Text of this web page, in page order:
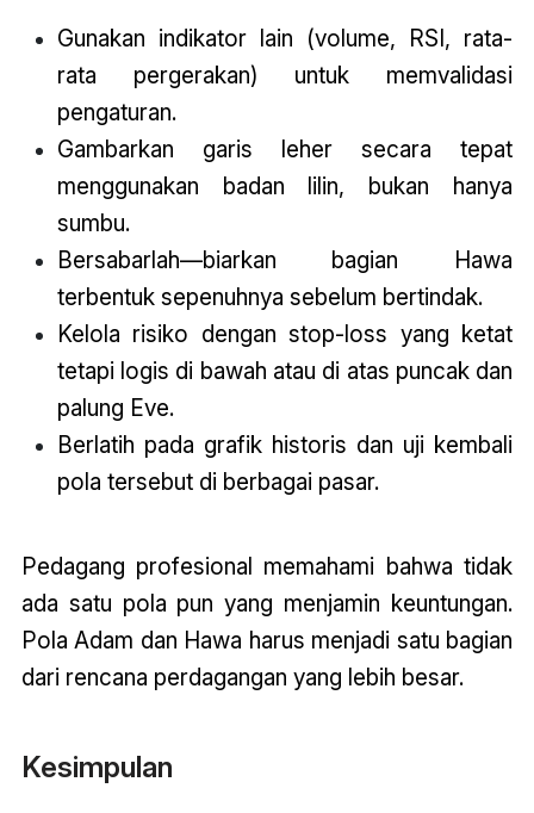
Gunakan indikator lain (volume, RSI, rata-
rata pergerakan) untuk memvalidasi
pengaturan.
Gambarkan garis leher secara tepat
menggunakan badan lilin, bukan hanya
sumbu.
Bersabarlah—biarkan bagian Hawa
terbentuk sepenuhnya sebelum bertindak.
Kelola risiko dengan stop-loss yang ketat
tetapi logis di bawah atau di atas puncak dan
palung Eve.
Berlatih pada grafik historis dan uji kembali
pola tersebut di berbagai pasar.
Pedagang profesional memahami bahwa tidak
ada satu pola pun yang menjamin keuntungan.
Pola Adam dan Hawa harus menjadi satu bagian
dari rencana perdagangan yang lebih besar.
Kesimpulan